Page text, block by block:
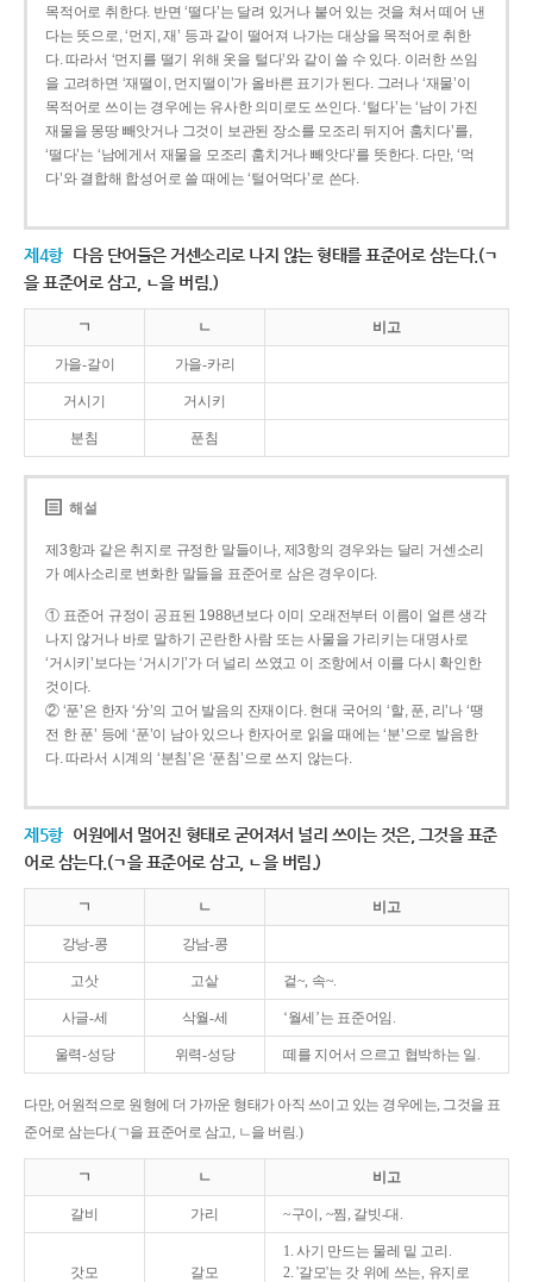
목적어로 취한다. 반면 ‘떨다’는 달려 있거나 붙어 있는 것을 쳐서 떼어 낸
다는 뜻으로, ‘먼지, 재’ 등과 같이 떨어져 나가는 대상을 목적어로 취한
다. 따라서 ‘먼지를 떨기 위해 옷을 털다’와 같이 쓸 수 있다. 이러한 쓰임
을 고려하면 ‘재떨이, 먼지떨이’가 올바른 표기가 된다. 그러나 ‘재물’이
목적어로 쓰이는 경우에는 유사한 의미로도 쓰인다. ‘털다’는 ‘남이 가진
재물을 몽땅 빼앗거나 그것이 보관된 장소를 모조리 뒤지어 훔치다’를,
‘떨다’는 ‘남에게서 재물을 모조리 훔치거나 빼앗다’를 뜻한다. 다만, ‘먹
다’와 결합해 합성어로 쓸 때에는 ‘털어먹다’로 쓴다.
제4항 다음 단어들은 거센소리로 나지 않는 형태를 표준어로 삼는다.(ㄱ
을 표준어로 삼고, ㄴ을 버림.)
ㄱ ㄴ 비고
가을-갈이 가을-카리
거시기 거시키
분침 푼침
해설
제3항과 같은 취지로 규정한 말들이나, 제3항의 경우와는 달리 거센소리
가 예사소리로 변화한 말들을 표준어로 삼은 경우이다.
① 표준어 규정이 공표된 1988년보다 이미 오래전부터 이름이 얼른 생각
나지 않거나 바로 말하기 곤란한 사람 또는 사물을 가리키는 대명사로
‘거시키’보다는 ‘거시기’가 더 널리 쓰였고 이 조항에서 이를 다시 확인한
것이다.
② ‘푼’은 한자 ‘分’의 고어 발음의 잔재이다. 현대 국어의 ‘할, 푼, 리’나 ‘땡
전 한 푼’ 등에 ‘푼’이 남아 있으나 한자어로 읽을 때에는 ‘분’으로 발음한
다. 따라서 시계의 ‘분침’은 ‘푼침’으로 쓰지 않는다.
제5항 어원에서 멀어진 형태로 굳어져서 널리 쓰이는 것은, 그것을 표준
어로 삼는다.(ㄱ을 표준어로 삼고, ㄴ을 버림.)
ㄱ ㄴ 비고
강낭-콩 강남-콩
고삿 고샅 겉~, 속~.
사글-세 삭월-세 ‘월세’는 표준어임.
울력-성당 위력-성당 떼를 지어서 으르고 협박하는 일.
다만, 어원적으로 원형에 더 가까운 형태가 아직 쓰이고 있는 경우에는, 그것을 표
준어로 삼는다.(ㄱ을 표준어로 삼고, ㄴ을 버림.)
ㄱ ㄴ 비고
갈비 가리 ~구이, ~찜, 갈빗-대.
갓모 갈모
1. 사기 만드는 물레 밑 고리.
2. '갈모'는 갓 위에 쓰는, 유지로